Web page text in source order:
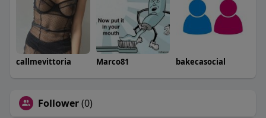
callmevittoria Marco81 bakecasocial
Follower(0)